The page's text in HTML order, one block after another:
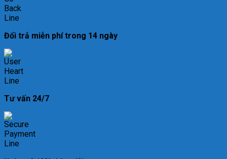
Đổi trả miễn phí trong 14 ngày
Tư vấn 24/7